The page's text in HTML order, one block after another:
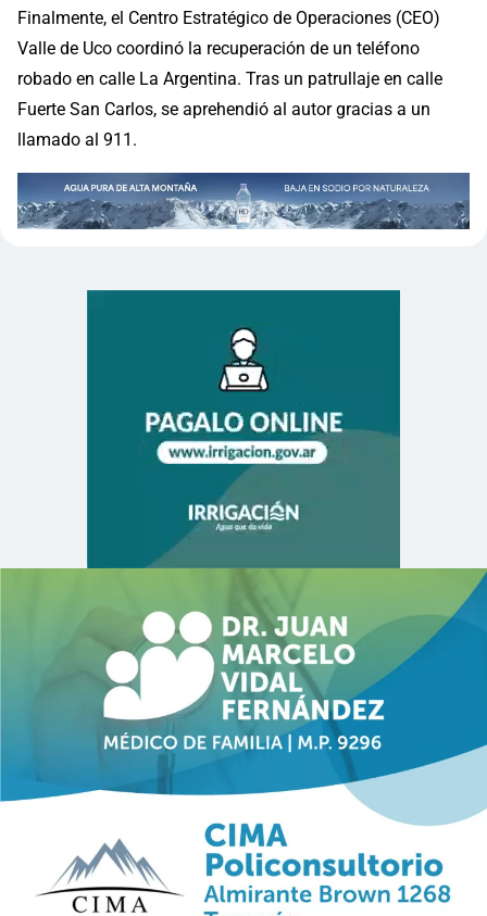
Finalmente, el Centro Estratégico de Operaciones (CEO)
Valle de Uco coordinó la recuperación de un teléfono
robado en calle La Argentina. Tras un patrullaje en calle
Fuerte San Carlos, se aprehendió al autor gracias a un
llamado al 911.